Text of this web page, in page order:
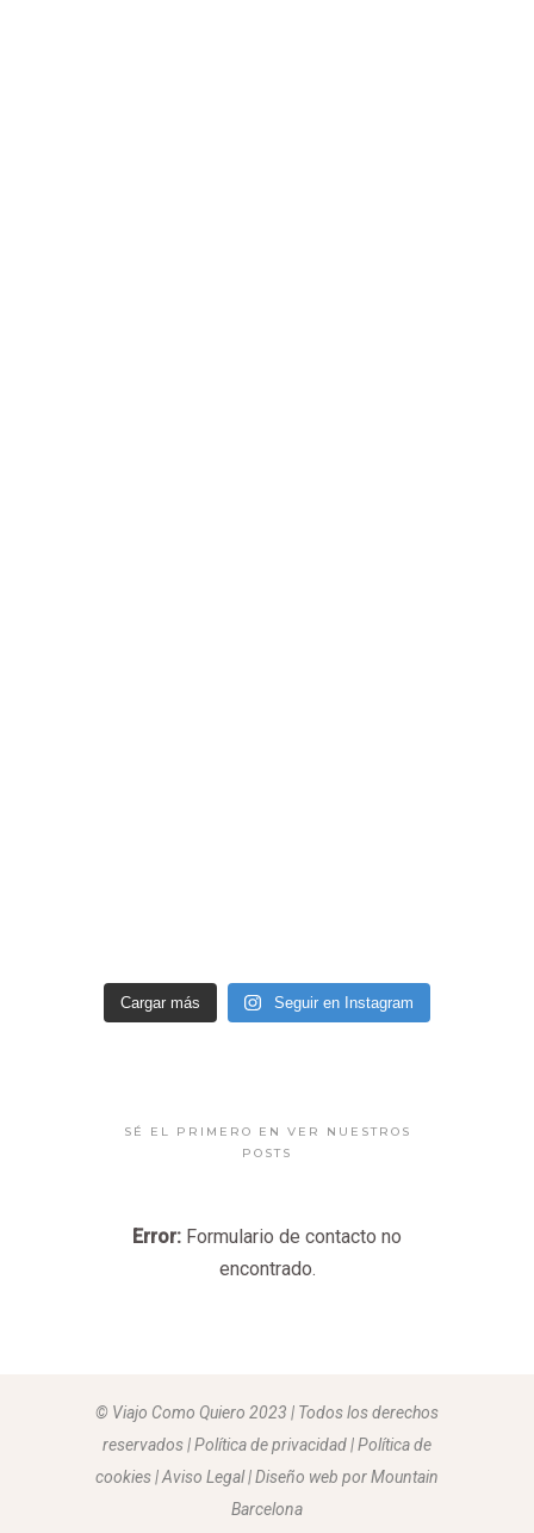
Cargar más Seguir en Instagram
SÉ EL PRIMERO EN VER NUESTROS
POSTS
Error: Formulario de contacto no
encontrado.
© Viajo Como Quiero 2023 | Todos los derechos
reservados | Política de privacidad | Política de
cookies | Aviso Legal |Diseño web por Mountain
Barcelona